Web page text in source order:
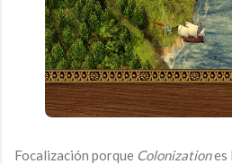
Focalización porque Colonizationes